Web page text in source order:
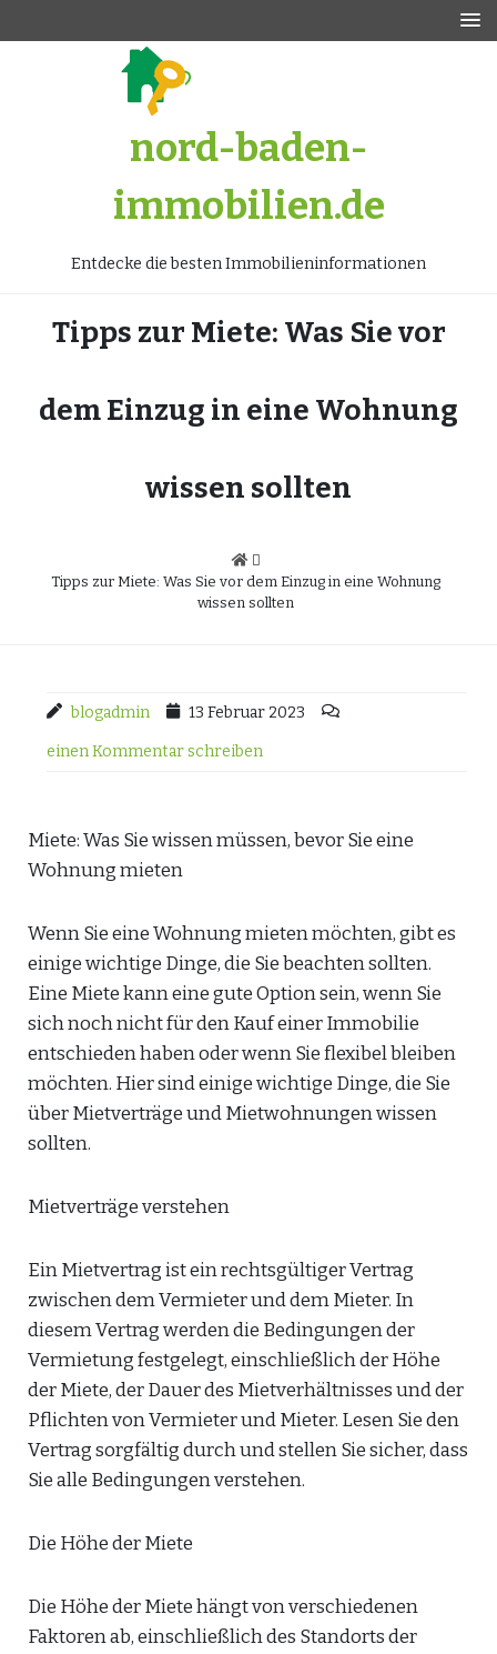
nord-baden-
immobilien.de
Entdecke die besten Immobilieninformationen
Tipps zur Miete: Was Sie vor
dem Einzug in eine Wohnung
wissen sollten
Tipps zur Miete: Was Sie vor dem Einzug in eine Wohnung
wissen sollten
blogadmin 13 Februar 2023
einen Kommentar schreiben
Miete: Was Sie wissen müssen, bevor Sie eine
Wohnung mieten
Wenn Sie eine Wohnung mieten möchten, gibt es
einige wichtige Dinge, die Sie beachten sollten.
Eine Miete kann eine gute Option sein, wenn Sie
sich noch nicht für den Kauf einer Immobilie
entschieden haben oder wenn Sie flexibel bleiben
möchten. Hier sind einige wichtige Dinge, die Sie
über Mietverträge und Mietwohnungen wissen
sollten.
Mietverträge verstehen
Ein Mietvertrag ist ein rechtsgültiger Vertrag
zwischen dem Vermieter und dem Mieter. In
diesem Vertrag werden die Bedingungen der
Vermietung festgelegt, einschließlich der Höhe
der Miete, der Dauer des Mietverhältnisses und der
Pflichten von Vermieter und Mieter. Lesen Sie den
Vertrag sorgfältig durch und stellen Sie sicher, dass
Sie alle Bedingungen verstehen.
Die Höhe der Miete
Die Höhe der Miete hängt von verschiedenen
Faktoren ab, einschließlich des Standorts der